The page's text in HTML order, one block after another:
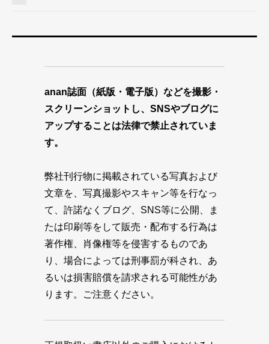
anan誌面（紙版・電子版）などを撮影・
スクリーンショットし、SNSやブログに
アップすることは法律で禁止されていま
す。
弊社刊行物に掲載されている写真および
文章を、写真撮影やスキャン等を行なっ
て、許諾なくブログ、SNS等に公開、ま
たは印刷等をして販売・配布する行為は
著作権、肖像権等を侵害するものであ
り、場合によっては刑事罰が科され、あ
るいは損害賠償を請求される可能性があ
ります。ご注意ください。